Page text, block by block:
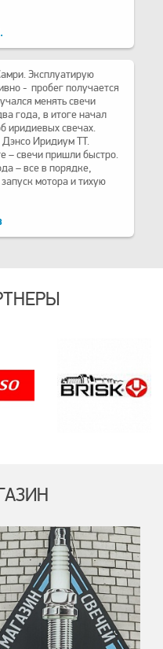
Эксплуатирую
- пробег получается
менять свечи
года, в итоге начал
иридиевых свечах.
Иридиум TT.
– свечи пришли быстро.
– все в порядке,
мотора и тихую